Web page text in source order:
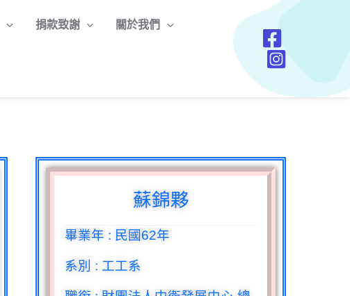
捐款致謝 關於我們
蘇錦夥
畢業年 : 民國62年
系別 : 工工系